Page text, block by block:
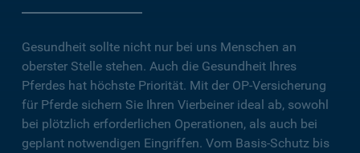
Gesundheit sollte nicht nur bei uns Menschen an
oberster Stelle stehen. Auch die Gesundheit Ihres
Pferdes hat höchste Priorität. Mit der OP-Versicherung
für Pferde sichern Sie Ihren Vierbeiner ideal ab, sowohl
bei plötzlich erforderlichen Operationen, als auch bei
geplant notwendigen Eingriffen. Vom Basis-Schutz bis